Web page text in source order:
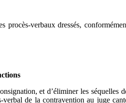
verbaux dressés,
et d’éliminer les
de la contravention au juge